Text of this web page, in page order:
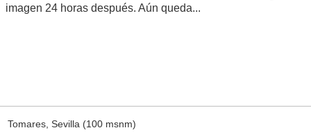
imagen 24 horas después. Aún queda...
Tomares, Sevilla (100 msnm)